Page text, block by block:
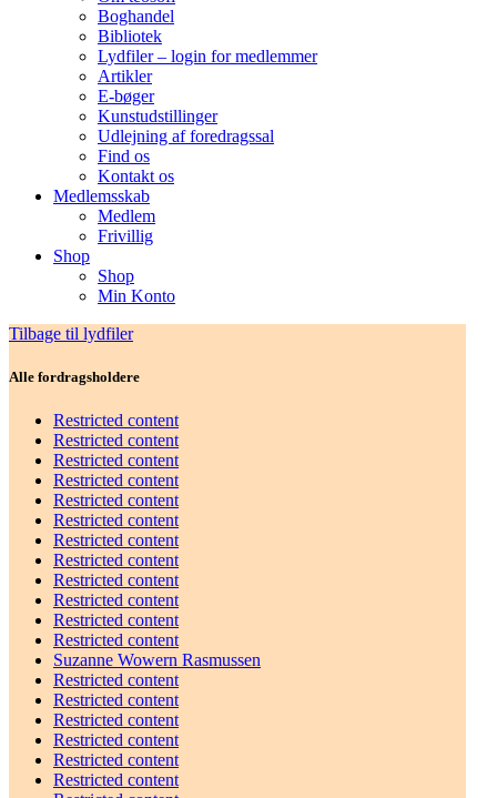
Boghandel
Bibliotek
Lydfiler – login for medlemmer
Artikler
E-bøger
Kunstudstillinger
Udlejning af foredragssal
Find os
Kontakt os
Medlemsskab
Medlem
Frivillig
Shop
Shop
Min Konto
Tilbage til lydfiler
Alle fordragsholdere
Restricted content
Restricted content
Restricted content
Restricted content
Restricted content
Restricted content
Restricted content
Restricted content
Restricted content
Restricted content
Restricted content
Restricted content
Suzanne Wowern Rasmussen
Restricted content
Restricted content
Restricted content
Restricted content
Restricted content
Restricted content